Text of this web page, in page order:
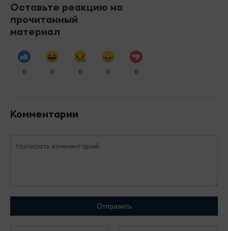
Оставьте реакцию на
прочитанный
материал
0 0 0 0 0
Комментарии
Отправить